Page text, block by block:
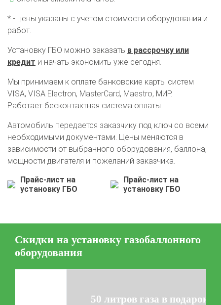
О автосервисе
Отзывы клиентов
Установка ГБО за 6 часов
Digitronic
Цена на установку ГБО
Установка редуктора
Регистрация ГБО в ГИБДД
* - цены указаны с учетом стоимости оборудования и
работ.
Установку ГБО можно заказать в рассрочку или
кредит и начать экономить уже сегодня.
Мы принимаем к оплате банковские карты систем
VISA, VISA Electron, MasterCard, Maestro, МИР.
Работает бесконтактная система оплаты
Автомобиль передается заказчику под ключ со всеми
необходимыми документами. Цены меняются в
зависимости от выбранного оборудования, баллона,
мощности двигателя и пожеланий заказчика.
Прайс-лист на
установку ГБО
Прайс-лист на
установку ГБО
Скидки на установку газобаллонного
оборудования
50 литров газа в подарок!